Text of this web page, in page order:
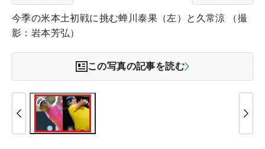
今季の米本土初戦に挑む蝉川泰果（左）と久常涼 （撮
影：岩本芳弘）
この写真の記事を読む